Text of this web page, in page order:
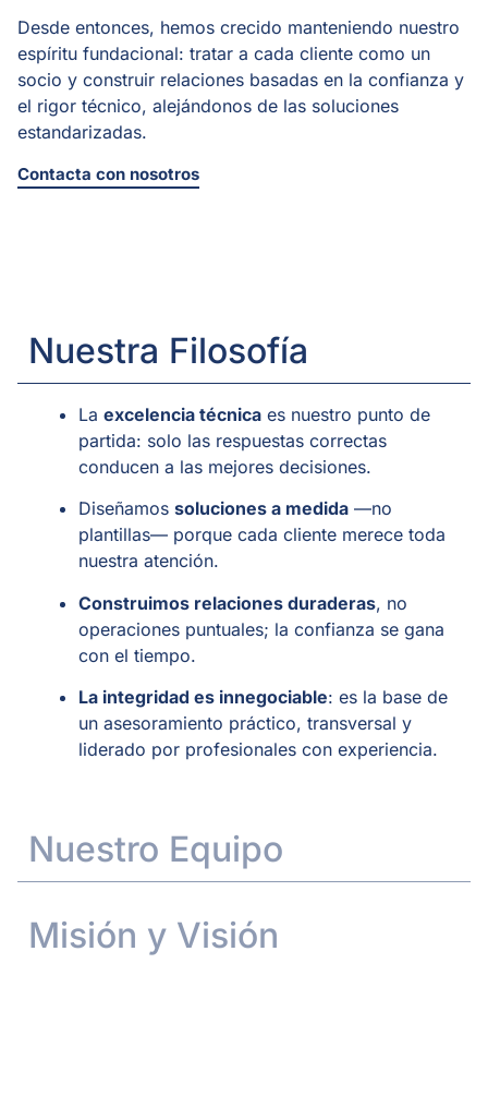
Desde entonces, hemos crecido manteniendo nuestro
espíritu fundacional: tratar a cada cliente como un
socio y construir relaciones basadas en la confianza y
el rigor técnico, alejándonos de las soluciones
estandarizadas.
Contacta con nosotros
Nuestra Filosofía
La excelencia técnica es nuestro punto de
partida: solo las respuestas correctas
conducen a las mejores decisiones.
Diseñamos soluciones a medida —no
plantillas— porque cada cliente merece toda
nuestra atención.
Construimos relaciones duraderas, no
operaciones puntuales; la confianza se gana
con el tiempo.
La integridad es innegociable: es la base de
un asesoramiento práctico, transversal y
liderado por profesionales con experiencia.
Nuestro Equipo
Misión y Visión